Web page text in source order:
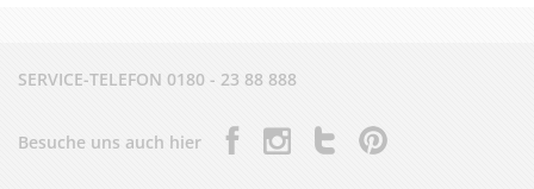
SERVICE-TELEFON 0180 - 23 88 888
Besuche uns auch hier